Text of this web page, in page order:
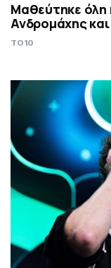
Μαθεύτηκε όλη
Ανδρομάχης
TO10